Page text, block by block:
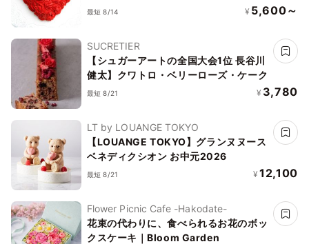
ケーキ4号
最短 8/14 ¥ 5,600～
SUCRETIER
【シュガーアートの全国大会1位 長谷川
健太】クワトロ・ベリーローズ・ケーク
最短 8/21 ¥ 3,780
LT by LOUANGE TOKYO
【LOUANGE TOKYO】グランヌヌース
ベネディクシオン お中元2026
最短 8/21 ¥ 12,100
Flower Picnic Cafe -Hakodate-
花束の代わりに、食べられるお花のボッ
クスケーキ｜Bloom Garden